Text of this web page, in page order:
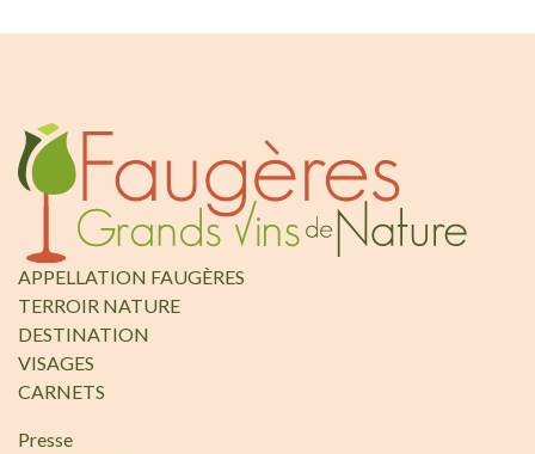
APPELLATION FAUGÈRES
TERROIR NATURE
DESTINATION
VISAGES
CARNETS
Presse